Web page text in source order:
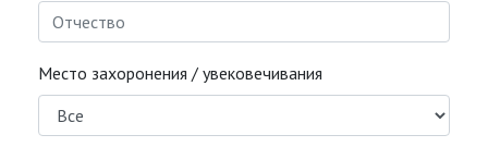
Место захоронения / увековечивания